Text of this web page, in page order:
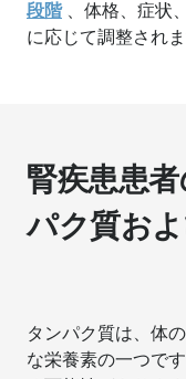
段階、体格、症状
に応じて調整されま
腎疾患患
パク質お
タンパク質は、体
な栄養素の一つで